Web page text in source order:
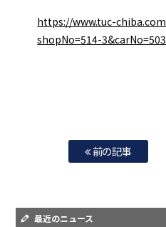
https://www.tuc-
shopNo=514-
前の記事
最近のニュース